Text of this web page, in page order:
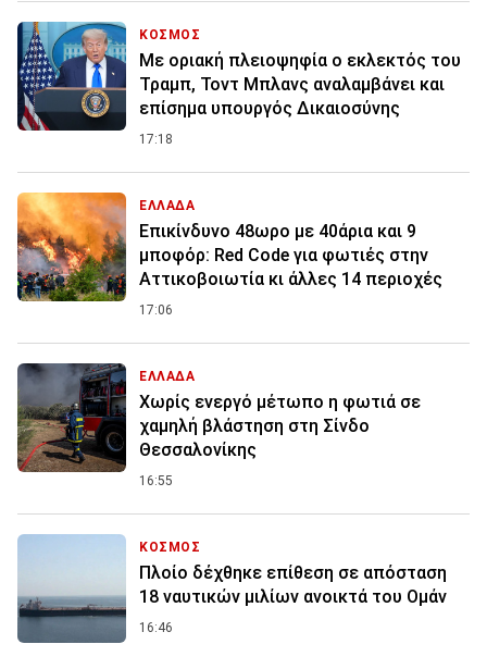
ΚΟΣΜΟΣ
Με οριακή πλειοψηφία ο εκλεκτός του
Τραμπ, Τοντ Μπλανς αναλαμβάνει και
επίσημα υπουργός Δικαιοσύνης
17:18
ΕΛΛΑΔΑ
Επικίνδυνο 48ωρο με 40άρια και 9
μποφόρ: Red Code για φωτιές στην
Αττικοβοιωτία κι άλλες 14 περιοχές
17:06
ΕΛΛΑΔΑ
Χωρίς ενεργό μέτωπο η φωτιά σε
χαμηλή βλάστηση στη Σίνδο
Θεσσαλονίκης
16:55
ΚΟΣΜΟΣ
Πλοίο δέχθηκε επίθεση σε απόσταση
18 ναυτικών μιλίων ανοικτά του Ομάν
16:46